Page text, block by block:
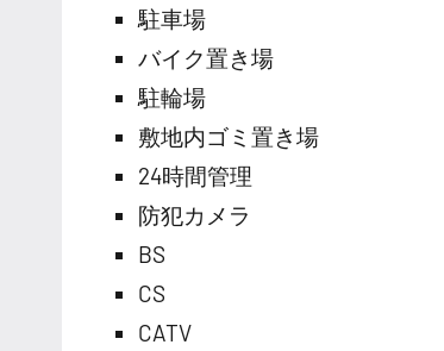
駐車場
バイク置き場
駐輪場
敷地内ゴミ置き場
24時間管理
防犯カメラ
BS
CS
CATV